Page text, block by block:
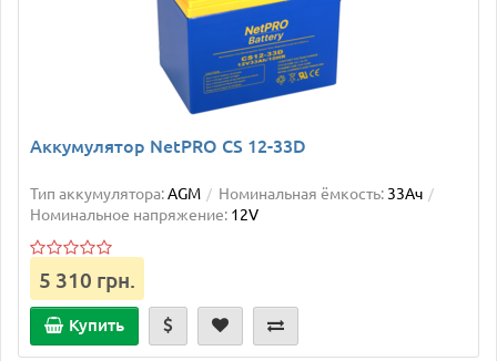
Аккумулятор NetPRO CS 12-33D
Тип аккумулятора: AGM Номинальная ёмкость: 33Ач
Номинальное напряжение: 12V
5 310 грн.
Купить